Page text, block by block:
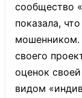
сообщество
показала,
мошенником.
своего
оценок
видом